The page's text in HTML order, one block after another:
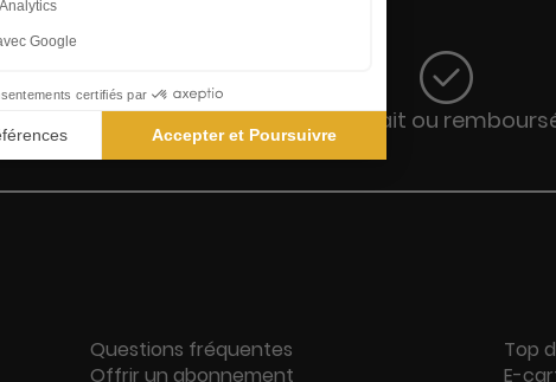
des prix les + bas Satisfait ou
Questions fréquentes
Offrir un abonnement
Top
E-